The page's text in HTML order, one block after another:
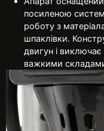
посиленою
роботу з
шпаклівки.
двигун і
важкими